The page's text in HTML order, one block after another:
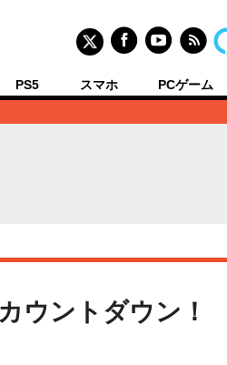
PS5 スマホ PCゲーム
ウントダウン！